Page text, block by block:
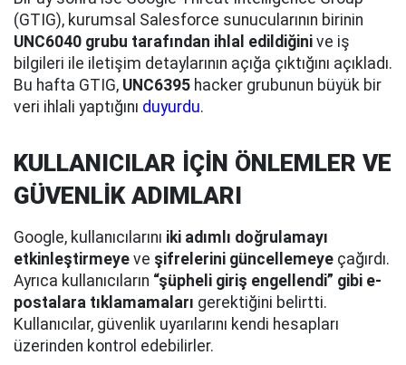
(GTIG), kurumsal Salesforce sunucularının birinin
UNC6040 grubu tarafından ihlal edildiğini ve iş
bilgileri ile iletişim detaylarının açığa çıktığını açıkladı.
Bu hafta GTIG, UNC6395 hacker grubunun büyük bir
veri ihlali yaptığını duyurdu.
KULLANICILAR İÇİN ÖNLEMLER VE
GÜVENLİK ADIMLARI
Google, kullanıcılarını iki adımlı doğrulamayı
etkinleştirmeye ve şifrelerini güncellemeye çağırdı.
Ayrıca kullanıcıların “şüpheli giriş engellendi” gibi e-
postalara tıklamamaları gerektiğini belirtti.
Kullanıcılar, güvenlik uyarılarını kendi hesapları
üzerinden kontrol edebilirler.